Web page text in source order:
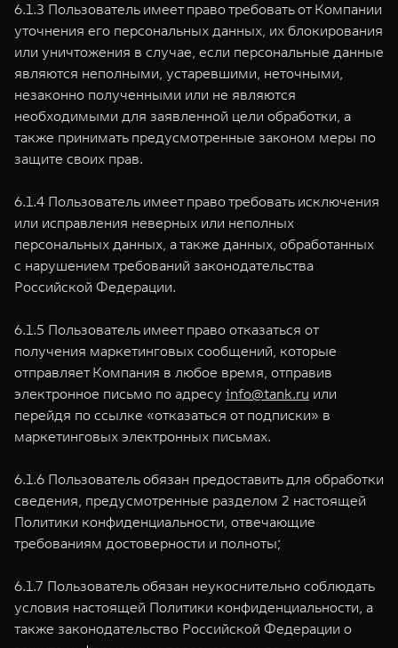
6.1.3 Пользователь имеет право требовать от Компании
уточнения его персональных данных, их блокирования
или уничтожения в случае, если персональные данные
являются неполными, устаревшими, неточными,
незаконно полученными или не являются
необходимыми для заявленной цели обработки, а
также принимать предусмотренные законом меры по
защите своих прав.
6.1.4 Пользователь имеет право требовать исключения
или исправления неверных или неполных
персональных данных, а также данных, обработанных
с нарушением требований законодательства
Российской Федерации.
6.1.5 Пользователь имеет право отказаться от
получения маркетинговых сообщений, которые
отправляет Компания в любое время, отправив
электронное письмо по адресу info@tank.ru или
перейдя по ссылке «отказаться от подписки» в
маркетинговых электронных письмах.
6.1.6 Пользователь обязан предоставить для обработки
сведения, предусмотренные разделом 2 настоящей
Политики конфиденциальности, отвечающие
требованиям достоверности и полноты;
6.1.7 Пользователь обязан неукоснительно соблюдать
условия настоящей Политики конфиденциальности, а
также законодательство Российской Федерации о